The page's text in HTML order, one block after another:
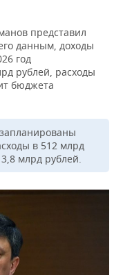
представил
данным, доходы
год
рублей, расходы
бюджета
в 512 млрд
млрд рублей.